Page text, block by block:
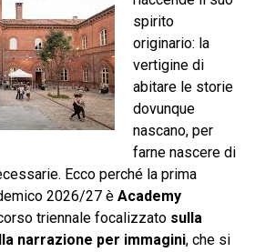
spirito
originario: la
vertigine di
abitare le storie
dovunque
nascano, per
farne nascere di
Ecco perché la prima
2026/27 è Academy
triennale focalizzato sulla
narrazione per immagini, che si